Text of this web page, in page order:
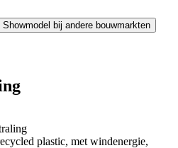
Showmodel bij andere bouwmarkten
plastic, met windenergie,